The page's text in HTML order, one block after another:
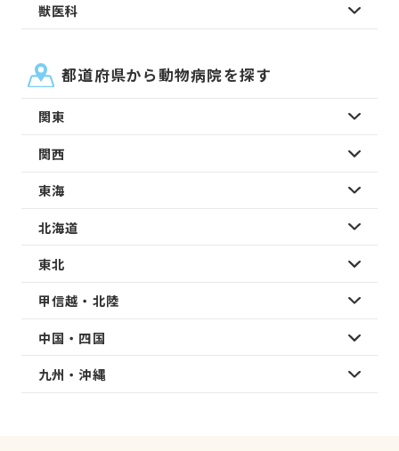
獣医科
都道府県から動物病院を探す
関東
関西
東海
北海道
東北
甲信越・北陸
中国・四国
九州・沖縄